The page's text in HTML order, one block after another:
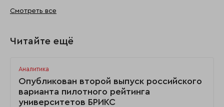
Смотреть все
Читайте ещё
Аналитика
Опубликован второй выпуск российского
варианта пилотного рейтинга
университетов БРИКС